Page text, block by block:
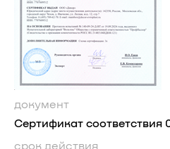
документ
Сертификат соответствия
срок действия